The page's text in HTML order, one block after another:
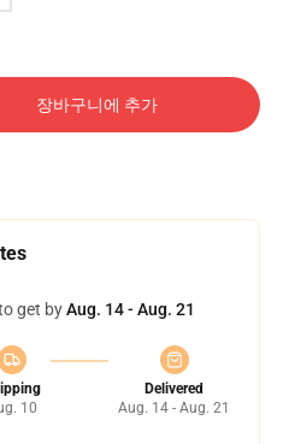
장바구니에 추가
get byAug. 14 - Aug. 21
10
Delivered
Aug. 14 - Aug. 21